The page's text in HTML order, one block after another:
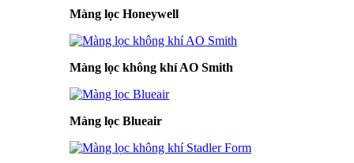
Màng lọc Honeywell
Màng lọc không khí AO Smith
Màng lọc Blueair